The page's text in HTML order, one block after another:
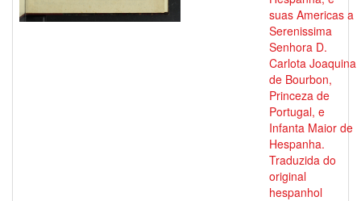
suas Americas a
Serenissima
Senhora D.
Carlota Joaquina
de Bourbon,
Princeza de
Portugal, e
Infanta Maior de
Hespanha.
Traduzida do
original
hespanhol